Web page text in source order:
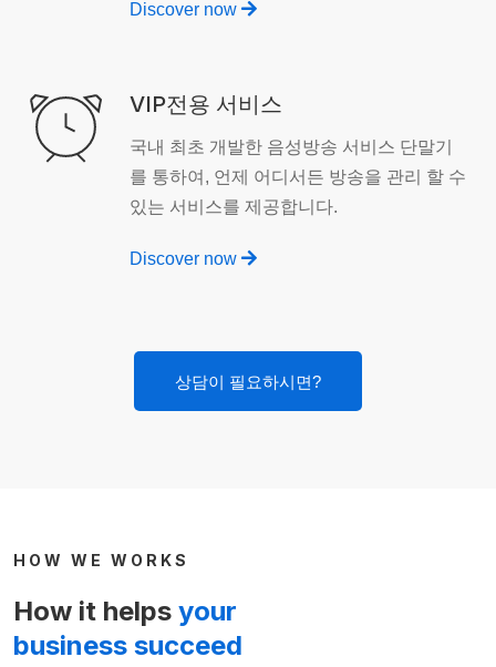
Discover now
VIP전용 서비스
국내 최초 개발한 음성방송 서비스 단말기
를 통하여, 언제 어디서든 방송을 관리 할 수
있는 서비스를 제공합니다.
Discover now
상담이 필요하시면?
HOW WE WORKS
How it helps your
business succeed